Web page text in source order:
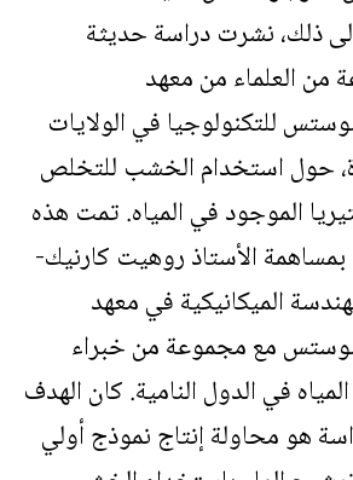
ذلك، نشرت دراسة حديثة
من العلماء من معهد
للتكنولوجيا في الولايات
حول استخدام الخشب للتخلص
الموجود في المياه. تمت هذه
بمساهمة الأستاذ روهيت كارنيك-
الميكانيكية في معهد
مع مجموعة من خبراء
في الدول النامية. كان الهدف
هو محاولة إنتاج نموذج أولي